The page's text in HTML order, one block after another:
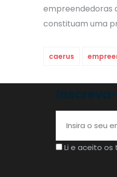
empreendedoras
constituam uma
caerus
Li e aceito os